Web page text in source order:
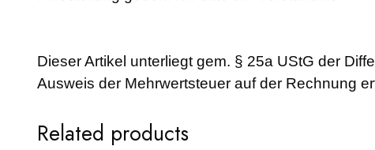
Dieser Artikel unterliegt gem. § 25a UStG der
Ausweis der Mehrwertsteuer auf der Rechnung
Related products